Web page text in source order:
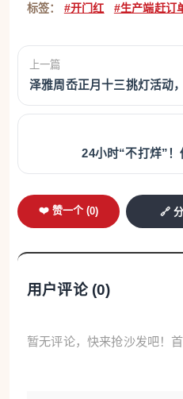
标签： #开门红 #生产端赶订
上一篇
泽雅周岙正月十三挑灯活动
24小时“不打烊”
❤️ 赞一个 (0) 🔗
用户评论 (0)
暂无评论，快来抢沙发吧！